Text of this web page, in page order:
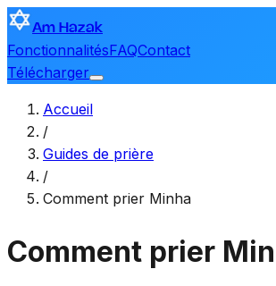
Am Hazak
FonctionnalitésFAQContact
Télécharger
Accueil
/
Guides de prière
/
Comment prier Minha
Comment prier